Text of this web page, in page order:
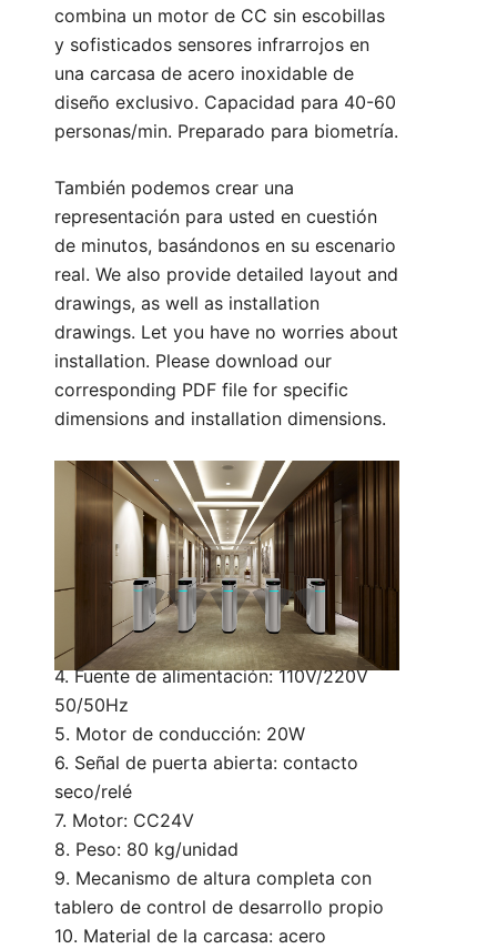
combina un motor de CC sin escobillas
y sofisticados sensores infrarrojos en
una carcasa de acero inoxidable de
diseño exclusivo. Capacidad para 40-60
personas/min. Preparado para biometría.
También podemos crear una
representación para usted en cuestión
de minutos, basándonos en su escenario
real. We also provide detailed layout and
drawings, as well as installation
drawings. Let you have no worries about
installation. Please download our
corresponding PDF file for specific
dimensions and installation dimensions.
Parámetro técnico:
1. Tamaño: 1400*300*980 mm (se puede
personalizar)
2. Ancho de carril: 550 mm (se puede
personalizar)
3. Velocidad de paso: 40 personas/min.
4. Fuente de alimentación: 110V/220V
50/50Hz
5. Motor de conducción: 20W
6. Señal de puerta abierta: contacto
seco/relé
7. Motor: CC24V
8. Peso: 80 kg/unidad
9. Mecanismo de altura completa con
tablero de control de desarrollo propio
10. Material de la carcasa: acero